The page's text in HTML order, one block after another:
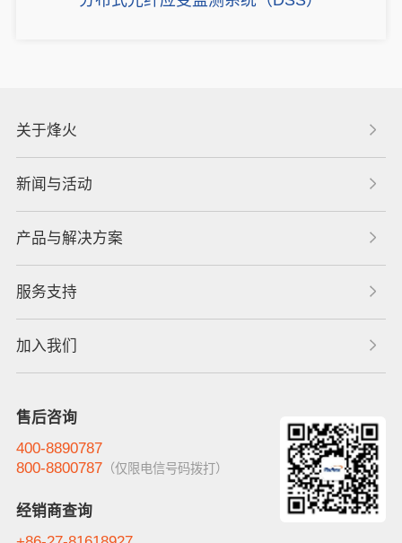
关于烽火
新闻与活动
产品与解决方案
服务支持
加入我们
售后咨询
400-8890787
800-8800787（仅限电信号码拨打）
经销商查询